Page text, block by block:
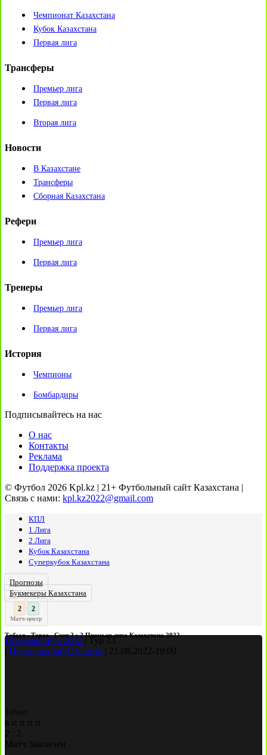
Чемпионат Казахстана
Кубок Казахстана
Первая лига
Трансферы
Премьер лига
Первая лига
Вторая лига
Новости
В Казахстане
Трансферы
Сборная Казахстана
Рефери
Премьер лига
Первая лига
Тренеры
Премьер лига
Первая лига
История
Чемпионы
Бомбардиры
Подписывайтесь на нас
О нас
Контакты
Реклама
Поддержка проекта
© Футбол 2026 Kpl.kz | 21+ Футбольный сайт Казахстана |
Связь с нами: kpl.kz2022@gmail.com
КПЛ
1 Лига
2 Лига
Кубок Казахстана
Суперкубок Казахстана
Прогнозы
Букмекеры Казахстана
3 : 2
Матч-центр
Тобыл - Тараз - Счет 2 : 2 Премьер лига Казахстана 2022
Премьер лига 2022 | Тур 13
Центральный Стадион 21.08.2022- 19:00
Тобыл
в п п п
п
2
2
Матч Закончен